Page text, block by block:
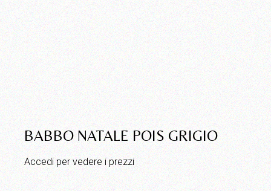
BABBO NATALE POIS GRIGIO
Accedi per vedere i prezzi